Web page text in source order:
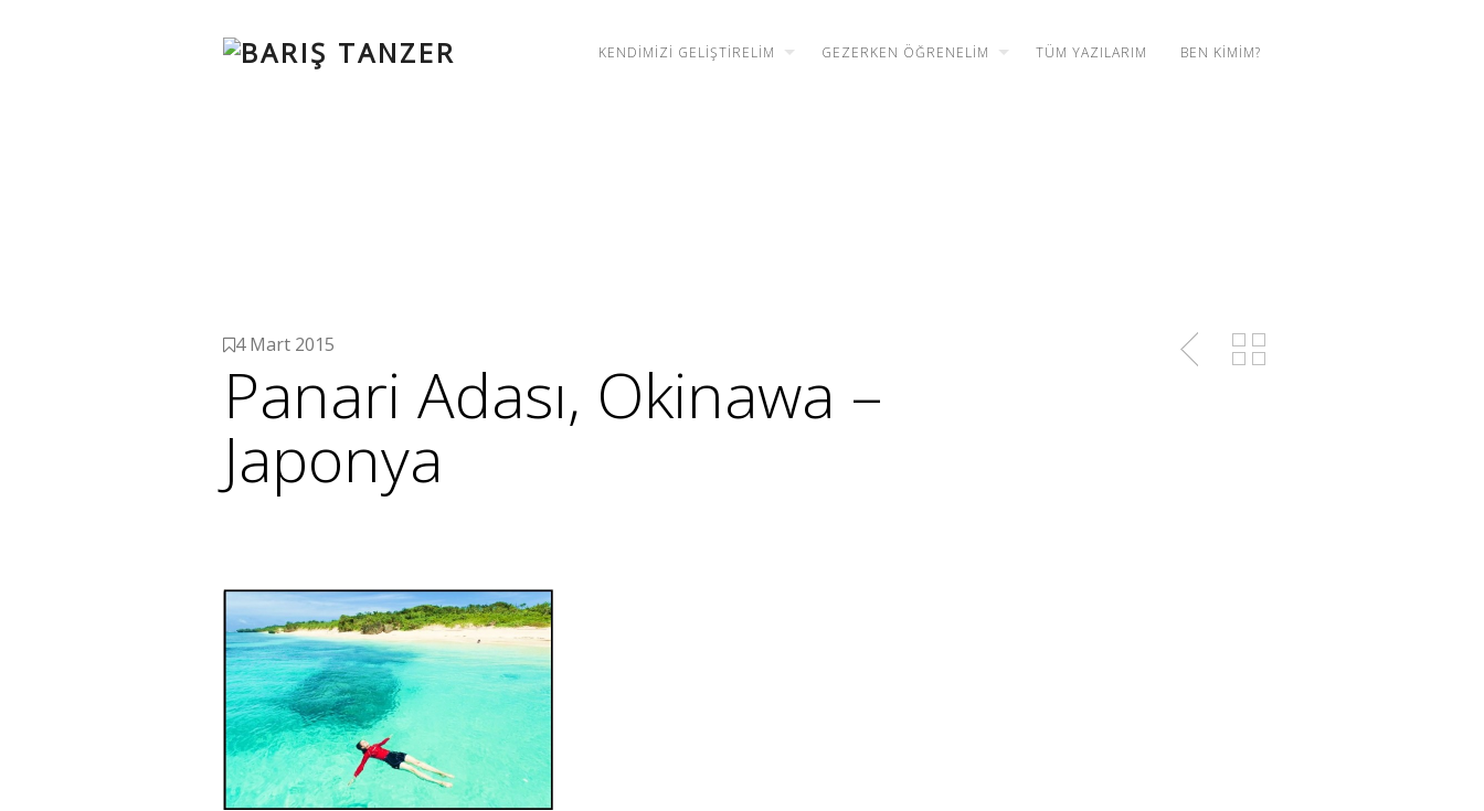
KENDIMIZI GELIŞTIRELIM GEZERKEN ÖĞRENELIM TÜM YAZILARIM BEN KIMIM?
4 Mart 2015
Panari Adası, Okinawa –
Japonya